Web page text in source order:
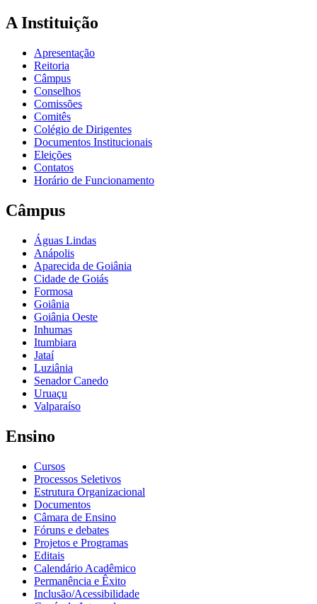
A Instituição
Apresentação
Reitoria
Câmpus
Conselhos
Comissões
Comitês
Colégio de Dirigentes
Documentos Institucionais
Eleições
Contatos
Horário de Funcionamento
Câmpus
Águas Lindas
Anápolis
Aparecida de Goiânia
Cidade de Goiás
Formosa
Goiânia
Goiânia Oeste
Inhumas
Itumbiara
Jataí
Luziânia
Senador Canedo
Uruaçu
Valparaíso
Ensino
Cursos
Processos Seletivos
Estrutura Organizacional
Documentos
Câmara de Ensino
Fóruns e debates
Projetos e Programas
Editais
Calendário Acadêmico
Permanência e Êxito
Inclusão/Acessibilidade